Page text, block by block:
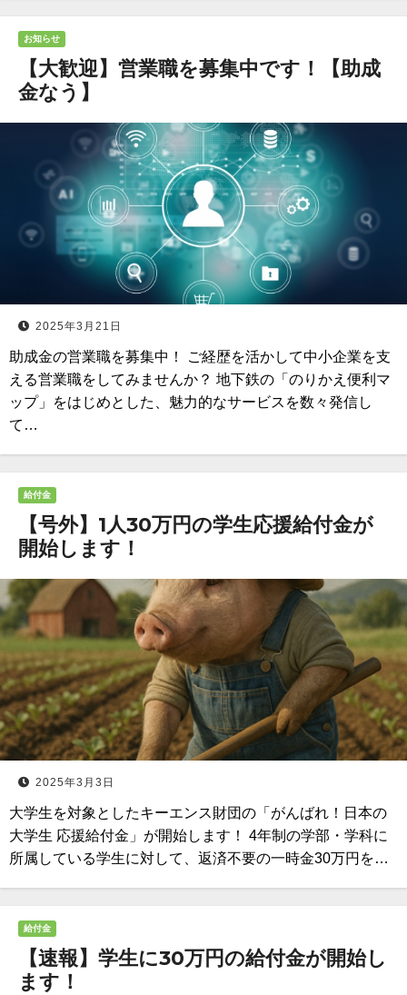
お知らせ
【大歓迎】営業職を募集中です！【助成
金なう】
2025年3月21日
助成金の営業職を募集中！ ご経歴を活かして中小企業を支
える営業職をしてみませんか？ 地下鉄の「のりかえ便利マ
ップ」をはじめとした、魅力的なサービスを数々発信し
て…
給付金
【号外】1人30万円の学生応援給付金が
開始します！
2025年3月3日
大学生を対象としたキーエンス財団の「がんばれ！日本の
大学生 応援給付金」が開始します！ 4年制の学部・学科に
所属している学生に対して、返済不要の一時金30万円を…
給付金
【速報】学生に30万円の給付金が開始し
ます！